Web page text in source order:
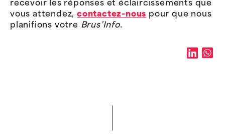
recevoir les réponses et éclaircissements que
vous attendez,contactez-nous pour que nous
planifions votre Brus’Info.